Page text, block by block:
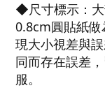
◆尺寸標示：
0.8cm圓貼紙做
現大小視差與
同而存在誤差
服。